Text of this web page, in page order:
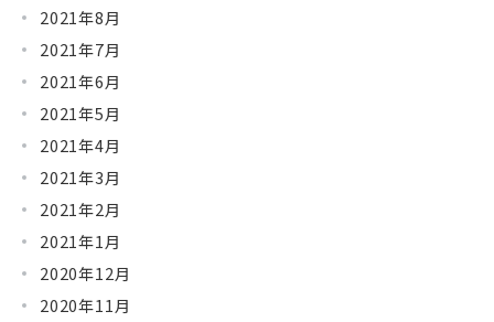
2021年8月
2021年7月
2021年6月
2021年5月
2021年4月
2021年3月
2021年2月
2021年1月
2020年12月
2020年11月